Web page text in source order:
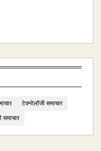
टेक्नोलॉजी समाचार
समाचार